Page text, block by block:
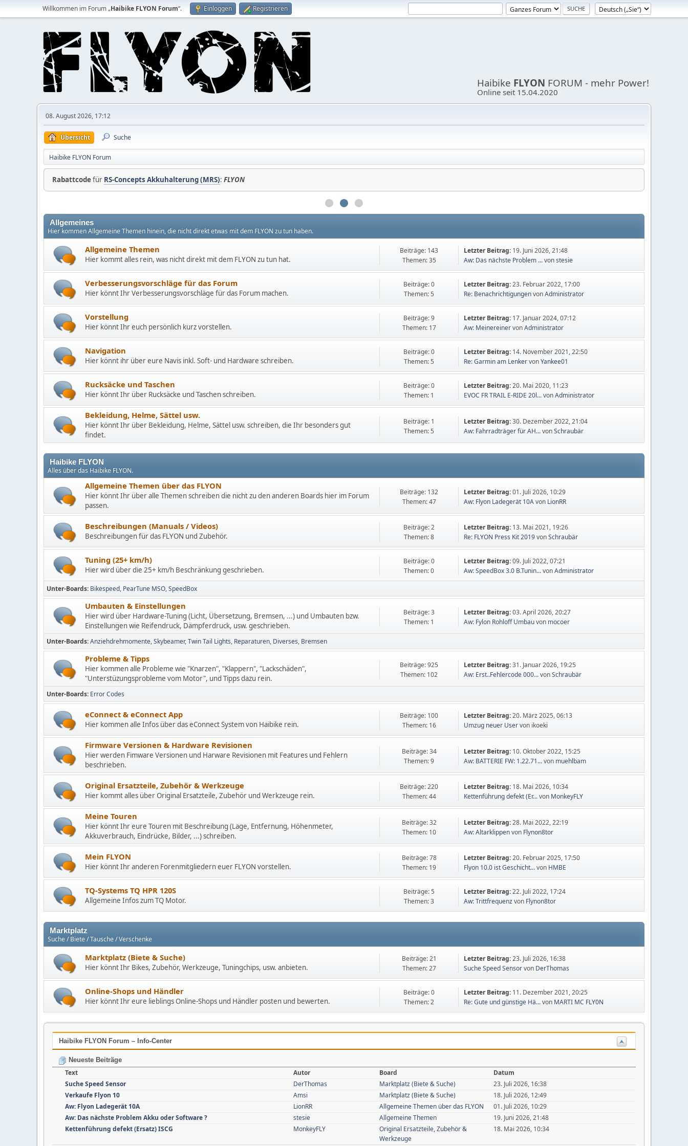
Willkommen im Forum „Haibike FLYON Forum“. Einloggen Registrieren
Haibike FLYON FORUM - mehr Power!
Online seit 15.04.2020
08. August 2026, 17:12
Übersicht Suche
Haibike FLYON Forum
Rabattcodefür RS-Concepts Akkuhalterung (MRS): FLYON
Allgemeines
Hier kommen Allgemeine Themen hinein, die nicht direkt etwas mit dem FLYON zu tun haben.
Allgemeine Themen
Hier kommt alles rein, was nicht direkt mit dem FLYON zu tun hat.
Beiträge: 143
Themen: 35
Letzter Beitrag: 19. Juni 2026, 21:48
Aw: Das nächste Problem ...vonstesie
Verbesserungsvorschläge für das Forum
Hier könnt Ihr Verbesserungsvorschläge für das Forum machen.
Beiträge: 0
Themen: 5
Letzter Beitrag:23. Februar 2022, 17:00
Re: BenachrichtigungenvonAdministrator
Vorstellung
Hier könnt Ihr euch persönlich kurz vorstellen.
Beiträge: 9
Themen: 17
Letzter Beitrag: 17. Januar 2024, 07:12
Aw: MeinereinervonAdministrator
Navigation
Hier könnt ihr über eure Navis inkl. Soft- und Hardware schreiben.
Beiträge: 0
Themen: 5
Letzter Beitrag: 14. November 2021, 22:50
Re: Garmin am LenkervonYankee01
Rucksäcke und Taschen
Hier könnt Ihr über Rucksäcke und Taschen schreiben.
Beiträge: 0
Themen: 1
Letzter Beitrag:20. Mai 2020, 11:23
EVOC FR TRAIL E-RIDE 20l...vonAdministrator
Bekleidung, Helme, Sättel usw.
Hier könnt Ihr über Bekleidung, Helme, Sättel usw. schreiben, die Ihr besonders gut
findet.
Beiträge: 1
Themen: 5
Letzter Beitrag:30. Dezember 2022, 21:04
Aw: Fahrradträger für AH...vonSchraubär
Haibike FLYON
Alles über das Haibike FLYON.
Allgemeine Themen über das FLYON
Hier könnt Ihr über alle Themen schreiben die nicht zu den anderen Boards hier im Forum
passen.
Beiträge: 132
Themen: 47
Letzter Beitrag:01. Juli 2026, 10:29
Aw: Flyon Ladegerät 10Avon LionRR
Beschreibungen (Manuals / Videos)
Beschreibungen für das FLYON und Zubehör.
Beiträge: 2
Themen: 8
Letzter Beitrag: 13. Mai 2021, 19:26
Re: FLYON Press Kit 2019vonSchraubär
Tuning (25+ km/h)
Hier wird über die 25+ km/h Beschränkung geschrieben.
Beiträge: 0
Themen: 0
Letzter Beitrag:09. Juli 2022, 07:21
Aw: SpeedBox 3.0 B.Tunin...vonAdministrator
Unter-Boards Bikespeed PearTune MSO SpeedBox
Umbauten & Einstellungen
Hier wird über Hardware-Tuning (Licht, Übersetzung, Bremsen, ...) und Umbauten bzw.
Einstellungen wie Reifendruck, Dämpferdruck, usw. geschrieben.
Beiträge: 3
Themen: 1
Letzter Beitrag:03. April 2026, 20:27
Aw: Fylon Rohloff Umbauvon mocoer
Unter-Boards Anziehdrehmomente Skybeamer Twin Tail Lights Reparaturen Diverses Bremsen
Probleme & Tipps
Hier kommen alle Probleme wie "Knarzen", "Klappern", "Lackschäden",
"Unterstüzungsprobleme vom Motor", und Tipps dazu rein.
Beiträge: 925
Themen: 102
Letzter Beitrag:31. Januar 2026, 19:25
Aw: Erst..Fehlercode 000...vonSchraubär
Unter-Boards Error Codes
eConnect & eConnect App
Hier kommen alle Infos über das eConnect System von Haibike rein.
Beiträge: 100
Themen: 16
Letzter Beitrag:20. März 2025, 06:13
Umzug neuer Uservon ikoeki
Firmware Versionen & Hardware Revisionen
Hier werden Fimware Versionen und Harware Revisionen mit Features und Fehlern
beschrieben.
Beiträge: 34
Themen: 9
Letzter Beitrag: 10. Oktober 2022, 15:25
Aw: BATTERIE FW: 1.22.71...von muehlbam
Original Ersatzteile, Zubehör & Werkzeuge
Hier kommt alles über Original Ersatzteile, Zubehör und Werkzeuge rein.
Beiträge: 220
Themen: 44
Letzter Beitrag: 18. Mai 2026, 10:34
Kettenführung defekt (Er...von MonkeyFLY
Meine Touren
Hier könnt Ihr eure Touren mit Beschreibung (Lage, Entfernung, Höhenmeter,
Akkuverbrauch, Eindrücke, Bilder, ...) schreiben.
Beiträge: 32
Themen: 10
Letzter Beitrag:28. Mai 2022, 22:19
Aw: Altarklippenvon Flynon8tor
Mein FLYON
Hier könnt Ihr anderen Forenmitgliedern euer FLYON vorstellen.
Beiträge: 78
Themen: 19
Letzter Beitrag:20. Februar 2025, 17:50
Flyon 10.0 ist Geschicht...von HMBE
TQ-Systems TQ HPR 120S
Allgemeine Infos zum TQ Motor.
Beiträge: 5
Themen: 3
Letzter Beitrag:22. Juli 2022, 17:24
Aw: Trittfrequenzvon Flynon8tor
Marktplatz
Suche / Biete / Tausche / Verschenke
Marktplatz (Biete & Suche)
Hier könnt Ihr Bikes, Zubehör, Werkzeuge, Tuningchips, usw. anbieten.
Beiträge: 21
Themen: 27
Letzter Beitrag:23. Juli 2026, 16:38
Suche Speed Sensorvon DerThomas
Online-Shops und Händler
Hier könnt Ihr eure lieblings Online-Shops und Händler posten und bewerten.
Beiträge: 0
Themen: 2
Letzter Beitrag: 11. Dezember 2021, 20:25
Re: Gute und günstige Hä...von MARTI MC FLY0N
Haibike FLYON Forum – Info-Center
Neueste Beiträge
Text Autor Board
Datum
Suche Speed Sensor
DerThomas Marktplatz (Biete & Suche)
23. Juli 2026, 16:38
Verkaufe Flyon 10
Amsi Marktplatz (Biete & Suche)
18. Juli 2026, 12:49
Aw: Flyon Ladegerät 10A
LionRR Allgemeine Themen über das FLYON
01. Juli 2026, 10:29
Aw: Das nächste Problem Akku oder Software ?
stesie Allgemeine Themen
19. Juni 2026, 21:48
Kettenführung defekt (Ersatz) ISCG
MonkeyFLY
Original Ersatzteile, Zubehör &
Werkzeuge
18. Mai 2026, 10:34